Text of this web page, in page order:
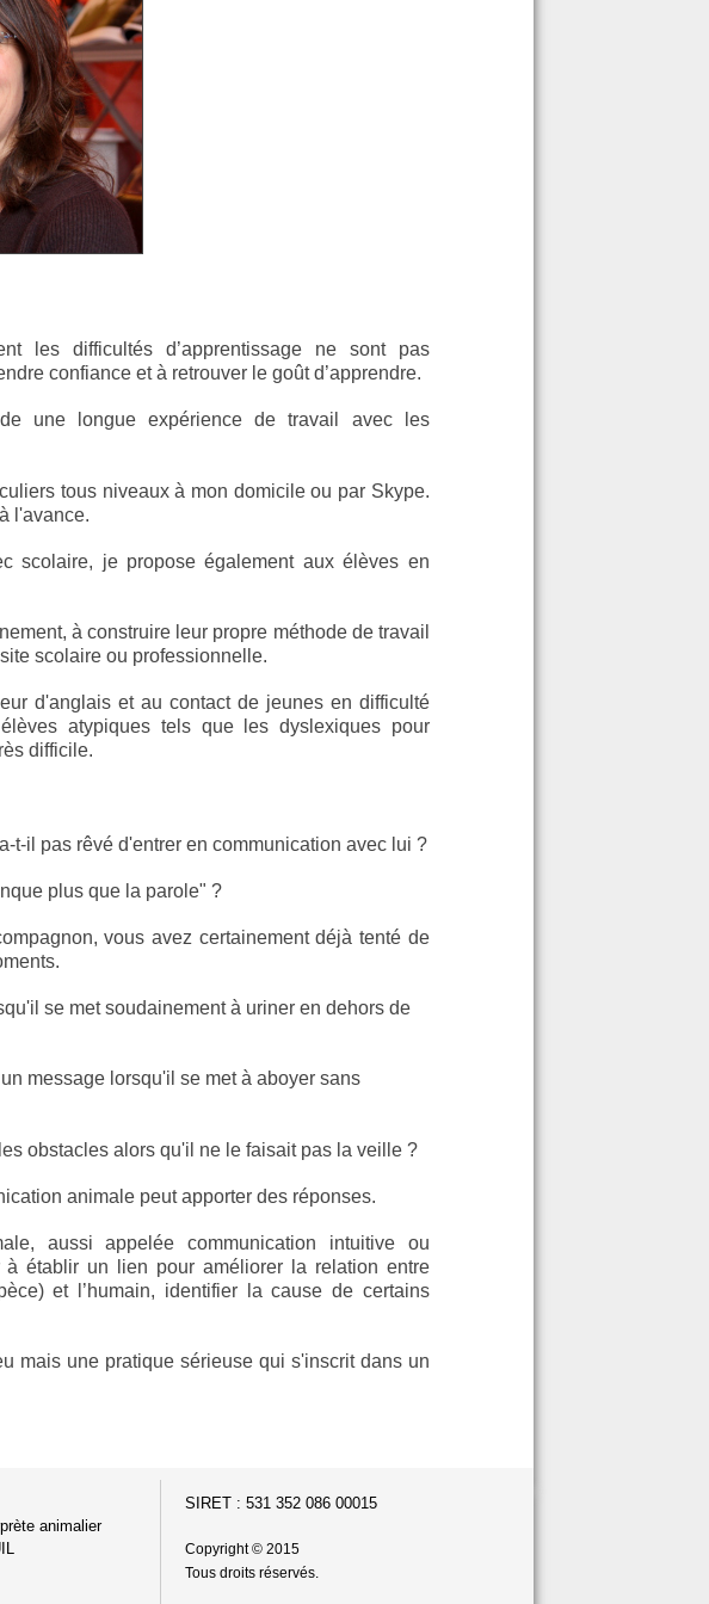
les difficultés d’apprentissage ne sont pas
confiance et à retrouver le goût d’apprendre.
une longue expérience de travail avec les
tous niveaux à mon domicile ou par Skype.
l'avance.
scolaire, je propose également aux élèves en
à construire leur propre méthode de travail
scolaire ou professionnelle.
d'anglais et au contact de jeunes en difficulté
atypiques tels que les dyslexiques pour
difficile.
t-il pas rêvé d'entrer en communication avec lui ?
plus que la parole" ?
vous avez certainement déjà tenté de
se met soudainement à uriner en dehors de
message lorsqu'il se met à aboyer sans
obstacles alors qu'il ne le faisait pas la veille ?
animale peut apporter des réponses.
aussi appelée communication intuitive ou
à établir un lien pour améliorer la relation entre
et l’humain, identifier la cause de certains
mais une pratique sérieuse qui s'inscrit dans un
animalier
SIRET : 531 352 086 00015
Copyright © 2015
Tous droits réservés.